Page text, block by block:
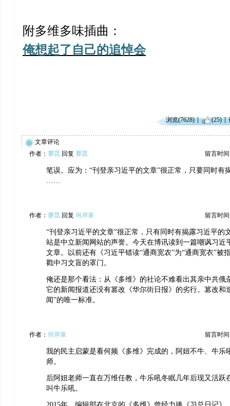
附多维多味插曲：
俺想起了自己的追悼会
浏览(7628) (25)
文章评论
作者： 赛昆 回复 赛昆 留言时间
笔误。应为：“刊登亲习近平的文章”很正常，只要同时有
……
作者： 赛昆 回复 何岸泉 留言时间
“刊登亲习近平的文章”很正常，只有同时有揭露习近平的
站是中立新闻网站的声誉。今天在博讯读到一篇嘲讽习近
文章。以前还有《习近平错读“通商宽农”为“通商宽衣”被
戳中习文盲的罩门。
俺还是那个看法：从《多维》的社论不难看出其亲中共俄
它的新闻报道还没有篡改《华尔街日报》的劣行。篡改和
闻”的唯一标准。
作者： 何岸泉 留言时间
我的民主启蒙是看何频《多维》完成的，阿妞不牛、牛乐
师。
后阿妞老师一直在万维任教，牛乐吼冬眠几年后现又活跃
叫牛乐吼。